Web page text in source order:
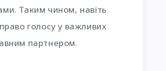
Таким чином, навіть
голосу у важливих
партнером.